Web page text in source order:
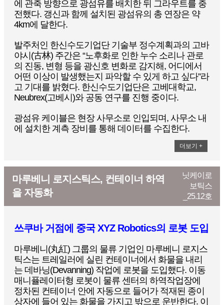
에 관축 방향으로 광섬유를 배치한 뒤 그라우트를 충
전했다. 갱신과 함께 설치된 광섬유의 총 연장은 약
4km에 달한다.
발주처인 한신수도기업단 기술부 정수계획과의 고바
야시(古林) 주간은 “노후화로 인한 누수 소리나 관로
의 진동, 변형 등을 광신호 변화로 감지해, 어디에서
어떤 이상이 발생했는지 파악할 수 있게 하고 싶다”라
고 기대를 밝혔다. 한신수도기업단은 고베대학교,
Neubrex(고베시)와 공동 연구를 진행 중이다.
광섬유 케이블은 현장 사무소로 인입되며, 사무소 내
에 설치한 계측 장비를 통해 데이터를 수집한다.
더보기 +
마루베니 로지스틱스, 컨테이너 하역
을 자동화
닛케이로
보틱스
_25.12호
쓰쿠바 거점에 중국 XYZ Robotics의 로봇 도입
마루베니(丸紅) 그룹의 물류 기업인 마루베니 로지스
틱스는 트레일러에 실린 컨테이너에서 화물을 내리
는 데바닝(Devanning) 작업에 로봇을 도입했다. 이동
매니퓰레이터형 로봇이 물류 센터의 하역작업장에
정차된 컨테이너 안에 자동으로 들어가 적재된 종이
상자에 들어 있는 화물을 가지고 밖으로 운반한다. 이